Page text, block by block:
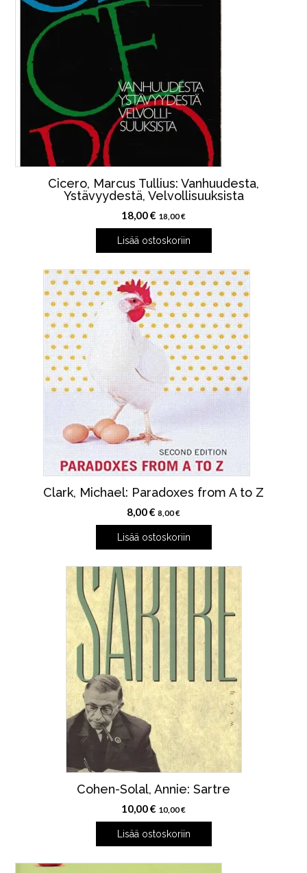
Cicero, Marcus Tullius: Vanhuudesta,
Ystävyydestä, Velvollisuuksista
18,00€ 18,00€
Lisää ostoskoriin
Clark, Michael: Paradoxes from A to Z
8,00€ 8,00€
Lisää ostoskoriin
Cohen-Solal, Annie: Sartre
10,00€ 10,00€
Lisää ostoskoriin